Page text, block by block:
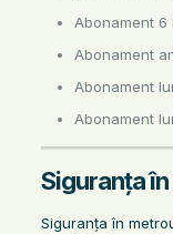
Abonament 6
Abonament
Abonament
Abonament
Siguranța
Siguranța în